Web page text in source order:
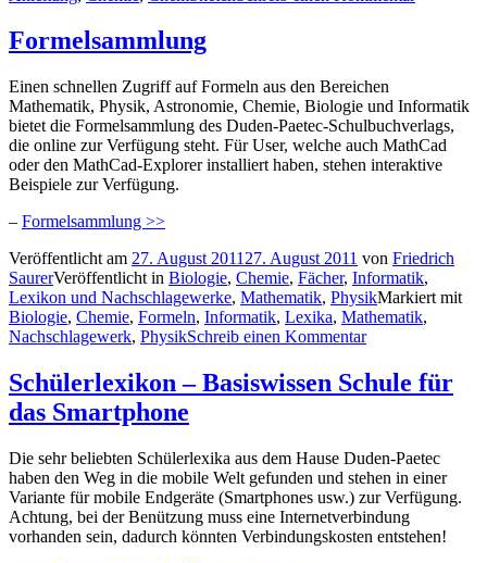
Formelsammlung
Einen schnellen Zugriff auf Formeln aus den Bereichen
Mathematik, Physik, Astronomie, Chemie, Biologie und Informatik
bietet die Formelsammlung des Duden-Paetec-Schulbuchverlags,
die online zur Verfügung steht. Für User, welche auch MathCad
oder den MathCad-Explorer installiert haben, stehen interaktive
Beispiele zur Verfügung.
– Formelsammlung >>
Veröffentlicht am 27. August 2011 27. August 2011 von Friedrich
SaurerVeröffentlicht in Biologie, Chemie, Fächer, Informatik,
Lexikon und Nachschlagewerke, Mathematik, PhysikMarkiert mit
Biologie, Chemie, Formeln, Informatik, Lexika, Mathematik,
Nachschlagewerk, PhysikSchreib einen Kommentar
Schülerlexikon – Basiswissen Schule für
das Smartphone
Die sehr beliebten Schülerlexika aus dem Hause Duden-Paetec
haben den Weg in die mobile Welt gefunden und stehen in einer
Variante für mobile Endgeräte (Smartphones usw.) zur Verfügung.
Achtung, bei der Benützung muss eine Internetverbindung
vorhanden sein, dadurch könnten Verbindungskosten entstehen!